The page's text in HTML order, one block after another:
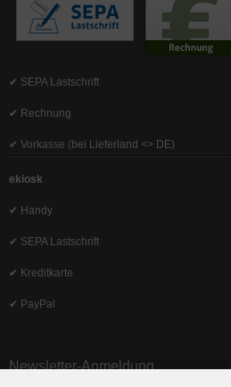
✔ SEPA Lastschrift
✔ Rechnung
✔ Vorkasse (bei Lieferland <> DE)
ekiosk
✔ Handy
✔ SEPA Lastschrift
✔ Kreditkarte
✔ PayPal
Newsletter-Anmeldung